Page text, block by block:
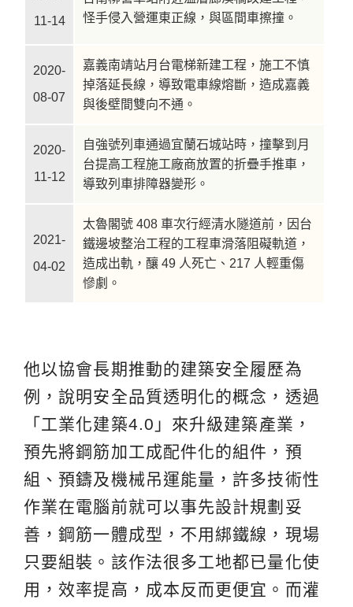
11-14
怪手侵入營運東正線，與區間車擦撞。
2020-
08-07
嘉義南靖站月台電梯新建工程，施工不慎
掉落延長線，導致電車線熔斷，造成嘉義
與後壁間雙向不通。
2020-
11-12
自強號列車通過宜蘭石城站時，撞擊到月
台提高工程施工廠商放置的折疊手推車，
導致列車排障器變形。
2021-
04-02
太魯閣號 408 車次行經清水隧道前，因台
鐵邊坡整治工程的工程車滑落阻礙軌道，
造成出軌，釀 49 人死亡、217 人輕重傷
慘劇。
他以協會長期推動的建築安全履歷為
例，說明安全品質透明化的概念，透過
「工業化建築4.0」來升級建築產業，
預先將鋼筋加工成配件化的組件，預
組、預鑄及機械吊運能量，許多技術性
作業在電腦前就可以事先設計規劃妥
善，鋼筋一體成型，不用綁鐵線，現場
只要組裝。該作法很多工地都已量化使
用，效率提高，成本反而更便宜。而灌